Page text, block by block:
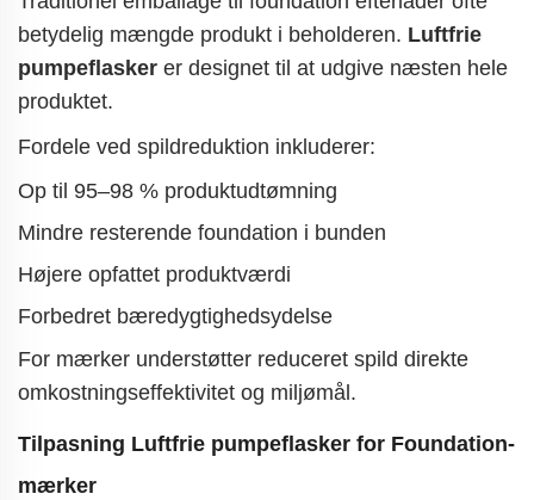
betydelig mængde produkt i beholderen. Luftfrie
pumpeflasker er designet til at udgive næsten hele
produktet.
Fordele ved spildreduktion inkluderer:
Op til 95–98 % produktudtømning
Mindre resterende foundation i bunden
Højere opfattet produktværdi
Forbedret bæredygtighedsydelse
For mærker understøtter reduceret spild direkte
omkostningseffektivitet og miljømål.
Tilpasning Luftfrie pumpeflasker for Foundation-
mærker